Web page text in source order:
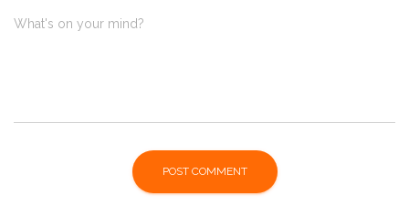
What's on your mind?